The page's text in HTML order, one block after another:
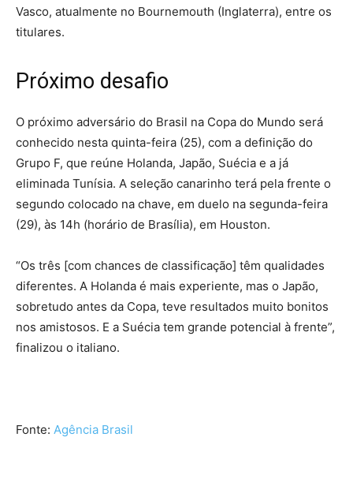
Vasco, atualmente no Bournemouth (Inglaterra), entre os
titulares.
Próximo desafio
O próximo adversário do Brasil na Copa do Mundo será
conhecido nesta quinta-feira (25), com a definição do
Grupo F, que reúne Holanda, Japão, Suécia e a já
eliminada Tunísia. A seleção canarinho terá pela frente o
segundo colocado na chave, em duelo na segunda-feira
(29), às 14h (horário de Brasília), em Houston.
“Os três [com chances de classificação] têm qualidades
diferentes. A Holanda é mais experiente, mas o Japão,
sobretudo antes da Copa, teve resultados muito bonitos
nos amistosos. E a Suécia tem grande potencial à frente”,
finalizou o italiano.
Fonte: Agência Brasil